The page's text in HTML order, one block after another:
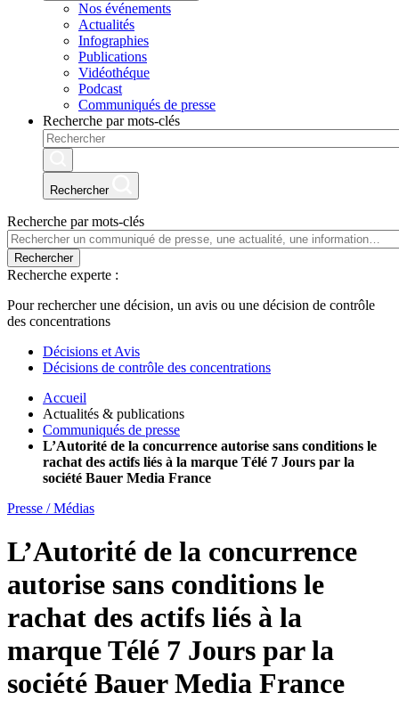
Nos événements
Actualités
Infographies
Publications
Vidéothéque
Podcast
Communiqués de presse
Recherche par mots-clés
Rechercher
Recherche par mots-clés
Rechercher
Recherche experte :
Pour rechercher une décision, un avis ou une décision de contrôle
des concentrations
Décisions et Avis
Décisions de contrôle des concentrations
Accueil
Actualités & publications
Communiqués de presse
L’Autorité de la concurrence autorise sans conditions le
rachat des actifs liés à la marque Télé 7 Jours par la
société Bauer Media France
Presse / Médias
L’Autorité de la concurrence
autorise sans conditions le
rachat des actifs liés à la
marque Télé 7 Jours par la
société Bauer Media France